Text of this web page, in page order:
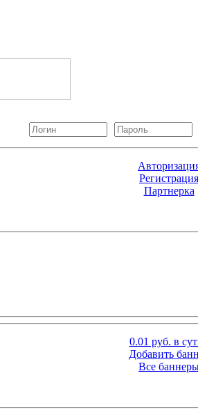
Регистрация
Партнерка
0.01 руб. в
Добавить
Все